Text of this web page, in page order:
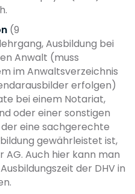
(9
Ausbildung bei
Anwalt (muss
im Anwaltsverzeichnis
erfolgen)
bei einem Notariat,
oder einer sonstigen
eine sachgerechte
gewährleistet ist,
Auch hier kann man
der DHV in